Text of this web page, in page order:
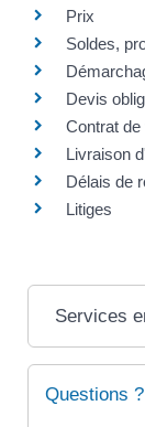
Prix
Soldes,
Devis
Contrat
Livraison
Délais de
Litiges
Services
Questions